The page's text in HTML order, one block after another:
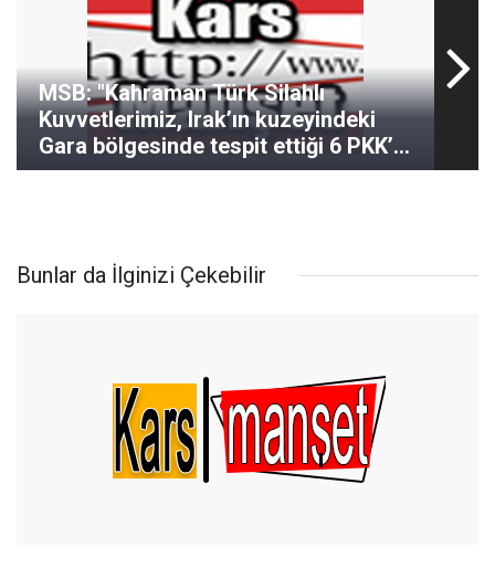
MSB: "Kahraman Türk Silahlı
Kuvvetlerimiz, Irak’ın kuzeyindeki
Gara bölgesinde tespit ettiği 6 PKK’lı
terörist ile Suriye’nin kuzeyindeki
Bunlar da İlginizi Çekebilir